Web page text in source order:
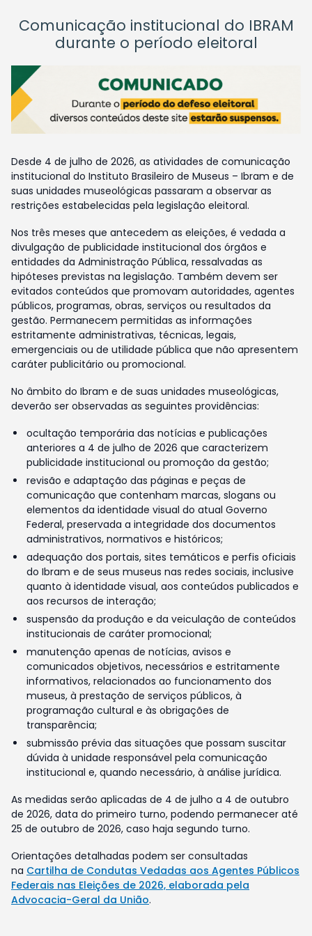
Comunicação institucional do IBRAM
durante o período eleitoral
Desde 4 de julho de 2026, as atividades de comunicação
institucional do Instituto Brasileiro de Museus – Ibram e de
suas unidades museológicas passaram a observar as
restrições estabelecidas pela legislação eleitoral.
Nos três meses que antecedem as eleições, é vedada a
divulgação de publicidade institucional dos órgãos e
entidades da Administração Pública, ressalvadas as
hipóteses previstas na legislação. Também devem ser
evitados conteúdos que promovam autoridades, agentes
públicos, programas, obras, serviços ou resultados da
gestão. Permanecem permitidas as informações
estritamente administrativas, técnicas, legais,
emergenciais ou de utilidade pública que não apresentem
caráter publicitário ou promocional.
No âmbito do Ibram e de suas unidades museológicas,
deverão ser observadas as seguintes providências:
ocultação temporária das notícias e publicações
anteriores a 4 de julho de 2026 que caracterizem
publicidade institucional ou promoção da gestão;
revisão e adaptação das páginas e peças de
comunicação que contenham marcas, slogans ou
elementos da identidade visual do atual Governo
Federal, preservada a integridade dos documentos
administrativos, normativos e históricos;
adequação dos portais, sites temáticos e perfis oficiais
do Ibram e de seus museus nas redes sociais, inclusive
quanto à identidade visual, aos conteúdos publicados e
aos recursos de interação;
suspensão da produção e da veiculação de conteúdos
institucionais de caráter promocional;
manutenção apenas de notícias, avisos e
comunicados objetivos, necessários e estritamente
informativos, relacionados ao funcionamento dos
museus, à prestação de serviços públicos, à
programação cultural e às obrigações de
transparência;
submissão prévia das situações que possam suscitar
dúvida à unidade responsável pela comunicação
institucional e, quando necessário, à análise jurídica.
As medidas serão aplicadas de 4 de julho a 4 de outubro
de 2026, data do primeiro turno, podendo permanecer até
25 de outubro de 2026, caso haja segundo turno.
Orientações detalhadas podem ser consultadas
na Cartilha de Condutas Vedadas aos Agentes Públicos
Federais nas Eleições de 2026, elaborada pela
Advocacia-Geral da União.